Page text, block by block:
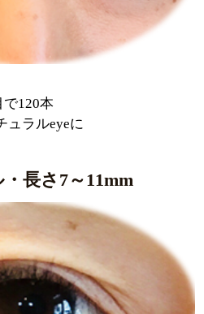
で120本
ュラルeyeに
長さ7～11mm